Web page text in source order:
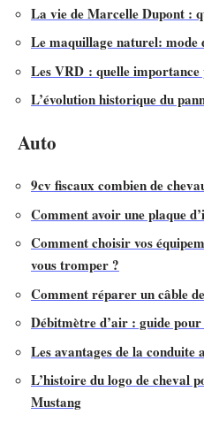
La vie de Marcelle Dupont :
Le maquillage naturel: mode
Les VRD : quelle
L’évolution historique du
Auto
9cv fiscaux combien de
Comment avoir une plaque
Comment choisir vos
vous tromper ?
Comment réparer un câble
Débitmètre d’air : guide
Les avantages de la conduite
L’histoire du logo de cheval
Mustang